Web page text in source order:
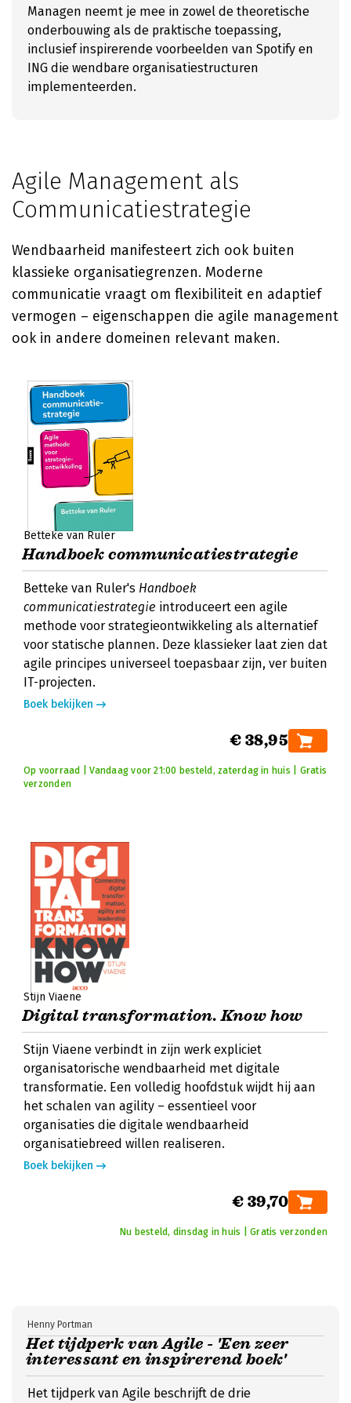
Managen neemt je mee in zowel de theoretische
onderbouwing als de praktische toepassing,
inclusief inspirerende voorbeelden van Spotify en
ING die wendbare organisatiestructuren
implementeerden.
Agile Management als
Communicatiestrategie
Wendbaarheid manifesteert zich ook buiten
klassieke organisatiegrenzen. Moderne
communicatie vraagt om flexibiliteit en adaptief
vermogen – eigenschappen die agile management
ook in andere domeinen relevant maken.
Betteke van Ruler
Handboek communicatiestrategie
Betteke van Ruler's Handboek
communicatiestrategie introduceert een agile
methode voor strategieontwikkeling als alternatief
voor statische plannen. Deze klassieker laat zien dat
agile principes universeel toepasbaar zijn, ver buiten
IT-projecten.
Boek bekijken
€ 38,95
Op voorraad | Vandaag voor 21:00 besteld, zaterdag in huis | Gratis
verzonden
Stijn Viaene
Digital transformation. Know how
Stijn Viaene verbindt in zijn werk expliciet
organisatorische wendbaarheid met digitale
transformatie. Een volledig hoofdstuk wijdt hij aan
het schalen van agility – essentieel voor
organisaties die digitale wendbaarheid
organisatiebreed willen realiseren.
Boek bekijken
€ 39,70
Nu besteld, dinsdag in huis | Gratis verzonden
Het tijdperk van Agile - 'Een zeer
interessant en inspirerend boek'
Henny Portman
Het tijdperk van Agile beschrijft de drie